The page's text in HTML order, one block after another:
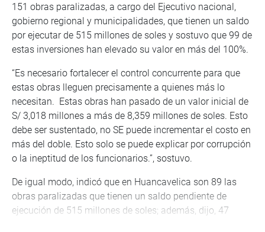
151 obras paralizadas, a cargo del Ejecutivo nacional,
gobierno regional y municipalidades, que tienen un saldo
por ejecutar de 515 millones de soles y sostuvo que 99 de
estas inversiones han elevado su valor en más del 100%.
“Es necesario fortalecer el control concurrente para que
estas obras lleguen precisamente a quienes más lo
necesitan. Estas obras han pasado de un valor inicial de
S/ 3,018 millones a más de 8,359 millones de soles. Esto
debe ser sustentado, no SE puede incrementar el costo en
más del doble. Esto solo se puede explicar por corrupción
o la ineptitud de los funcionarios.”, sostuvo.
De igual modo, indicó que en Huancavelica son 89 las
obras paralizadas que tienen un saldo pendiente de
ejecución de 515 millones de soles; además, dijo, 47